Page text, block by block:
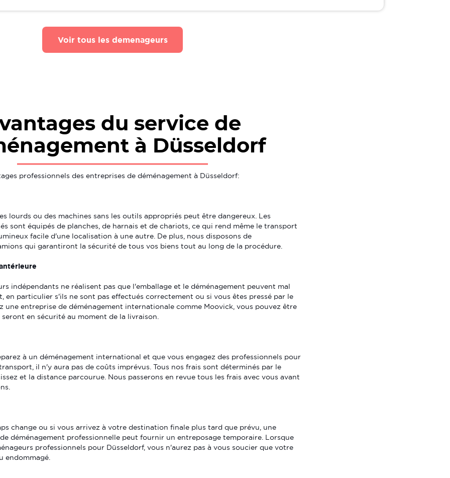
Voir tous les demenageurs
du service de
à Düsseldorf
professionnels des entreprises de déménagement à Düsseldorf:
lourds ou des machines sans les outils appropriés peut être dangereux. Les
sont équipés de planches, de harnais et de chariots, ce qui rend même le transport
facile d'une localisation à une autre. De plus, nous disposons de
qui garantiront la sécurité de tous vos biens tout au long de la procédure.
indépendants ne réalisent pas que l'emballage et le déménagement peuvent mal
en particulier s'ils ne sont pas effectués correctement ou si vous êtes pressé par le
une entreprise de déménagement internationale comme Moovick, vous pouvez être
en sécurité au moment de la livraison.
à un déménagement international et que vous engagez des professionnels pour
il n'y aura pas de coûts imprévus. Tous nos frais sont déterminés par le
et la distance parcourue. Nous passerons en revue tous les frais avec vous avant
change ou si vous arrivez à votre destination finale plus tard que prévu, une
déménagement professionnelle peut fournir un entreposage temporaire. Lorsque
professionnels pour Düsseldorf, vous n'aurez pas à vous soucier que votre
endommagé.